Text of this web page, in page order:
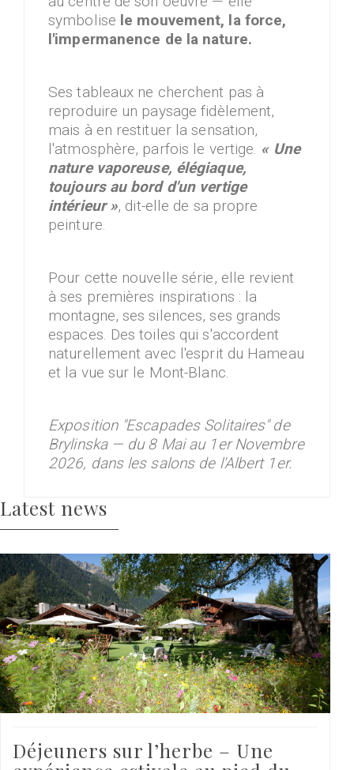
symbolise le mouvement, la force,
l'impermanence de la nature.
Ses tableaux ne cherchent pas à
reproduire un paysage fidèlement,
mais à en restituer la sensation,
l'atmosphère, parfois le vertige. « Une
nature vaporeuse, élégiaque,
toujours au bord d'un vertige
intérieur », dit-elle de sa propre
peinture.
Pour cette nouvelle série, elle revient
à ses premières inspirations : la
montagne, ses silences, ses grands
espaces. Des toiles qui s'accordent
naturellement avec l'esprit du Hameau
et la vue sur le Mont-Blanc.
Exposition "Escapades Solitaires" de
Brylinska — du 8 Mai au 1er Novembre
2026, dans les salons de l'Albert 1er.
Latest news
Déjeuners sur l’herbe – Une